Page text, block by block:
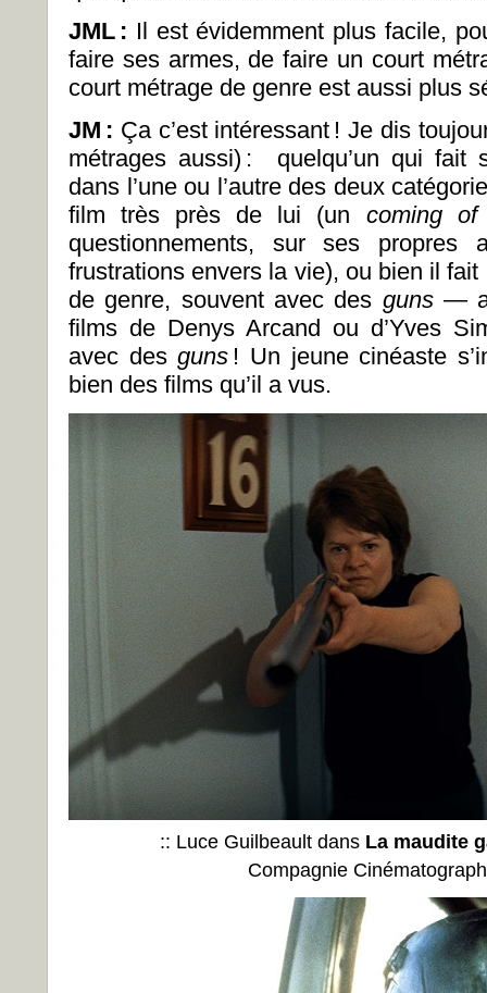
JML : Il est évidemment plus facile,
faire ses armes, de faire un court
court métrage de genre est aussi plus
JM : Ça c’est intéressant ! Je dis
métrages aussi) : quelqu’un qui fait
dans l’une ou l’autre des deux
film très près de lui (un coming of
questionnements, sur ses propres
frustrations envers la vie), ou bien il
de genre, souvent avec des guns—
films de Denys Arcand ou d’Yves
avec desguns ! Un jeune cinéaste
bien des films qu’il a vus.
:: Luce Guilbeault dans La maudite
Compagnie